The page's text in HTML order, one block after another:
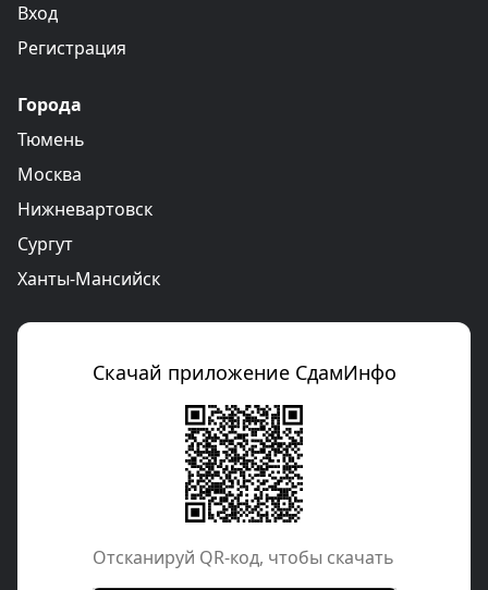
Вход
Регистрация
Города
Тюмень
Москва
Нижневартовск
Сургут
Ханты-Мансийск
Скачай приложение СдамИнфо
Отcканируй QR-код, чтобы скачать